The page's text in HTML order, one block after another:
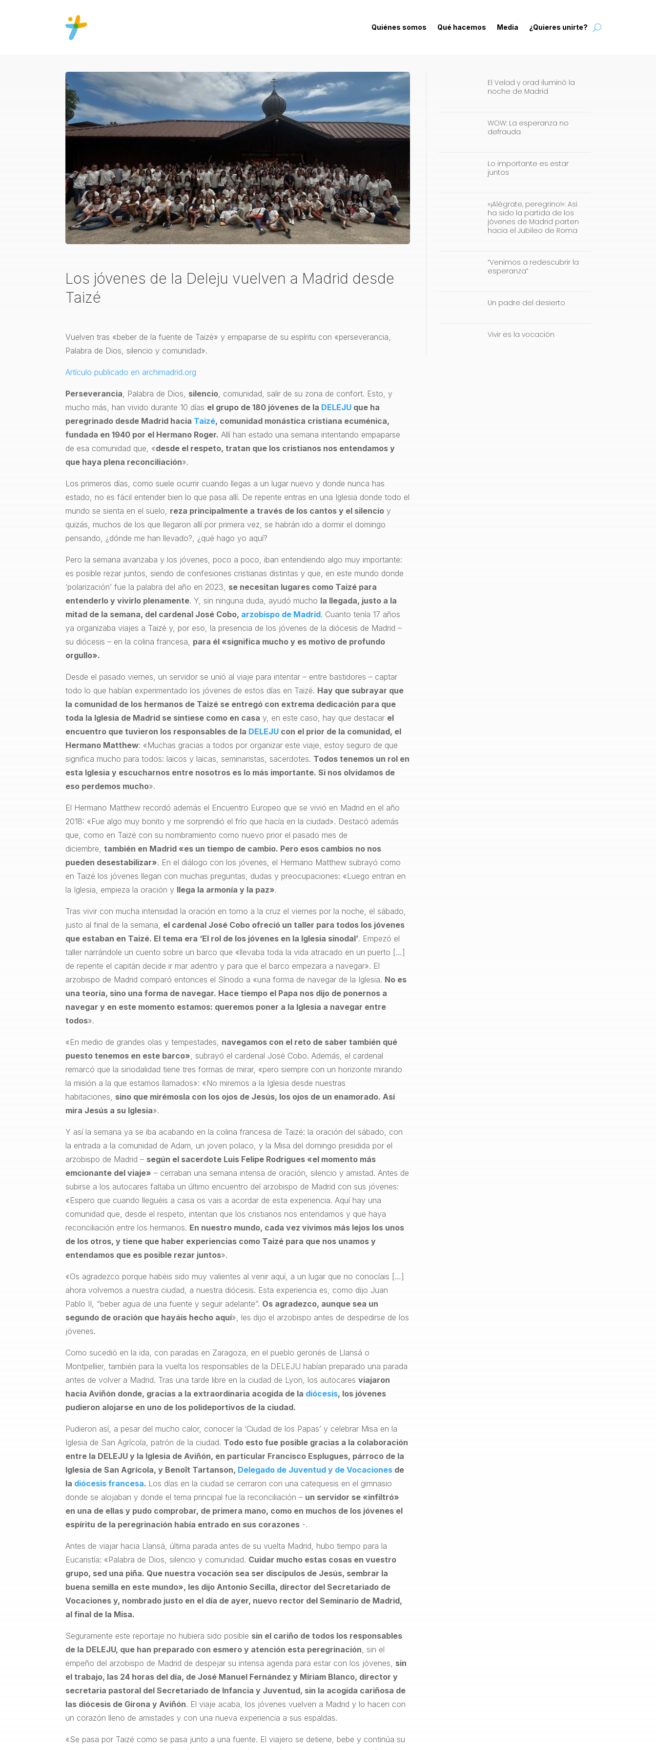
Quiénes somos Qué hacemos Media ¿Quieres unirte?
Los jóvenes de la Deleju vuelven a Madrid desde
Taizé
Vuelven tras «beber de la fuente de Taizé» y empaparse de su espíritu con «perseverancia,
Palabra de Dios, silencio y comunidad».
Artículo publicado en archimadrid.org
Perseverancia, Palabra de Dios, silencio, comunidad, salir de su zona de confort. Esto, y
mucho más, han vivido durante 10 días el grupo de 180 jóvenes de la DELEJU que ha
peregrinado desde Madrid hacia Taizé, comunidad monástica cristiana ecuménica,
fundada en 1940 por el Hermano Roger. Allí han estado una semana intentando empaparse
de esa comunidad que, «desde el respeto, tratan que los cristianos nos entendamos y
que haya plena reconciliación».
Los primeros días, como suele ocurrir cuando llegas a un lugar nuevo y donde nunca has
estado, no es fácil entender bien lo que pasa allí. De repente entras en una Iglesia donde todo el
mundo se sienta en el suelo, reza principalmente a través de los cantos y el silencio y
quizás, muchos de los que llegaron allí por primera vez, se habrán ido a dormir el domingo
pensando, ¿dónde me han llevado?, ¿qué hago yo aquí?
Pero la semana avanzaba y los jóvenes, poco a poco, iban entendiendo algo muy importante:
es posible rezar juntos, siendo de confesiones cristianas distintas y que, en este mundo donde
‘polarización’ fue la palabra del año en 2023, se necesitan lugares como Taizé para
entenderlo y vivirlo plenamente. Y, sin ninguna duda, ayudó mucho la llegada, justo a la
mitad de la semana, del cardenal José Cobo, arzobispo de Madrid. Cuanto tenía 17 años
ya organizaba viajes a Taizé y, por eso, la presencia de los jóvenes de la diócesis de Madrid –
su diócesis – en la colina francesa, para él «significa mucho y es motivo de profundo
orgullo».
Desde el pasado viernes, un servidor se unió al viaje para intentar – entre bastidores – captar
todo lo que habían experimentado los jóvenes de estos días en Taizé. Hay que subrayar que
la comunidad de los hermanos de Taizé se entregó con extrema dedicación para que
toda la Iglesia de Madrid se sintiese como en casa y, en este caso, hay que destacar el
encuentro que tuvieron los responsables de la DELEJU con el prior de la comunidad, el
Hermano Matthew: «Muchas gracias a todos por organizar este viaje, estoy seguro de que
significa mucho para todos: laicos y laicas, seminaristas, sacerdotes. Todos tenemos un rol en
esta Iglesia y escucharnos entre nosotros es lo más importante. Si nos olvidamos de
eso perdemos mucho».
El Hermano Matthew recordó además el Encuentro Europeo que se vivió en Madrid en el año
2018: «Fue algo muy bonito y me sorprendió el frío que hacía en la ciudad». Destacó además
que, como en Taizé con su nombramiento como nuevo prior el pasado mes de
diciembre,también en Madrid «es un tiempo de cambio. Pero esos cambios no nos
pueden desestabilizar». En el diálogo con los jóvenes, el Hermano Matthew subrayó como
en Taizé los jóvenes llegan con muchas preguntas, dudas y preocupaciones: «Luego entran en
la Iglesia, empieza la oración y llega la armonía y la paz».
Tras vivir con mucha intensidad la oración en torno a la cruz el viernes por la noche, el sábado,
justo al final de la semana, el cardenal José Cobo ofreció un taller para todos los jóvenes
que estaban en Taizé. El tema era ‘El rol de los jóvenes en la Iglesia sinodal’. Empezó el
taller narrándole un cuento sobre un barco que «llevaba toda la vida atracado en un puerto […]
de repente el capitán decide ir mar adentro y para que el barco empezara a navegar». El
arzobispo de Madrid comparó entonces el Sínodo a «una forma de navegar de la Iglesia. No es
una teoría, sino una forma de navegar. Hace tiempo el Papa nos dijo de ponernos a
navegar y en este momento estamos: queremos poner a la Iglesia a navegar entre
todos».
«En medio de grandes olas y tempestades, navegamos con el reto de saber también qué
puesto tenemos en este barco», subrayó el cardenal José Cobo. Además, el cardenal
remarcó que la sinodalidad tiene tres formas de mirar, «pero siempre con un horizonte mirando
la misión a la que estamos llamados»: «No miremos a la Iglesia desde nuestras
habitaciones, sino que mirémosla con los ojos de Jesús, los ojos de un enamorado. Así
mira Jesús a su Iglesia».
Y así la semana ya se iba acabando en la colina francesa de Taizé: la oración del sábado, con
la entrada a la comunidad de Adam, un joven polaco, y la Misa del domingo presidida por el
arzobispo de Madrid – según el sacerdote Luis Felipe Rodrigues «el momento más
emcionante del viaje» – cerraban una semana intensa de oración, silencio y amistad. Antes de
subirse a los autocares faltaba un último encuentro del arzobispo de Madrid con sus jóvenes:
«Espero que cuando lleguéis a casa os vais a acordar de esta experiencia. Aquí hay una
comunidad que, desde el respeto, intentan que los cristianos nos entendamos y que haya
reconciliación entre los hermanos. En nuestro mundo, cada vez vivimos más lejos los unos
de los otros, y tiene que haber experiencias como Taizé para que nos unamos y
entendamos que es posible rezar juntos».
«Os agradezco porque habéis sido muy valientes al venir aquí, a un lugar que no conocíais […]
ahora volvemos a nuestra ciudad, a nuestra diócesis. Esta experiencia es, como dijo Juan
Pablo II, “beber agua de una fuente y seguir adelante”. Os agradezco, aunque sea un
segundo de oración que hayáis hecho aquí», les dijo el arzobispo antes de despedirse de los
jóvenes.
Como sucedió en la ida, con paradas en Zaragoza, en el pueblo geronés de Llansá o
Montpellier, también para la vuelta los responsables de la DELEJU habían preparado una parada
antes de volver a Madrid. Tras una tarde libre en la ciudad de Lyon, los autocaresviajaron
hacia Aviñón donde, gracias a la extraordinaria acogida de la diócesis, los jóvenes
pudieron alojarse en uno de los polideportivos de la ciudad.
Pudieron así, a pesar del mucho calor, conocer la ‘Ciudad de los Papas’ y celebrar Misa en la
Iglesia de San Agrícola, patrón de la ciudad. Todo esto fue posible gracias a la colaboración
entre la DELEJU y la Iglesia de Aviñón, en particular Francisco Esplugues, párroco de la
Iglesia de San Agrícola, y Benoît Tartanson, Delegado de Juventud y de Vocaciones de
la diócesis francesa. Los días en la ciudad se cerraron con una catequesis en el gimnasio
donde se alojaban y donde el tema principal fue la reconciliación – un servidor se «infiltró»
en una de ellas y pudo comprobar, de primera mano, como en muchos de los jóvenes el
espíritu de la peregrinación había entrado en sus corazones -.
Antes de viajar hacia Llansá, última parada antes de su vuelta Madrid, hubo tiempo para la
Eucaristía: «Palabra de Dios, silencio y comunidad. Cuidar mucho estas cosas en vuestro
grupo, sed una piña. Que nuestra vocación sea ser discípulos de Jesús, sembrar la
buena semilla en este mundo», les dijo Antonio Secilla, director del Secretariado de
Vocaciones y, nombrado justo en el día de ayer, nuevo rector del Seminario de Madrid,
al final de la Misa.
Seguramente este reportaje no hubiera sido posible sin el cariño de todos los responsables
de la DELEJU, que han preparado con esmero y atención esta peregrinación, sin el
empeño del arzobispo de Madrid de despejar su intensa agenda para estar con los jóvenes, sin
el trabajo, las 24 horas del día, de José Manuel Fernández y Míriam Blanco, director y
secretaria pastoral del Secretariado de Infancia y Juventud, sin la acogida cariñosa de
las diócesis de Girona y Aviñón. El viaje acaba, los jóvenes vuelven a Madrid y lo hacen con
un corazón lleno de amistades y con una nueva experiencia a sus espaldas.
«Se pasa por Taizé como se pasa junto a una fuente. El viajero se detiene, bebe y continúa su
El Velad y orad iluminó la
noche de Madrid
WOW: La esperanza no
defrauda
Lo importante es estar
juntos
«¡Alégrate, peregrino!»: Así
ha sido la partida de los
jóvenes de Madrid parten
hacia el Jubileo de Roma
“Venimos a redescubrir la
esperanza”
Un padre del desierto
Vivir es la vocación